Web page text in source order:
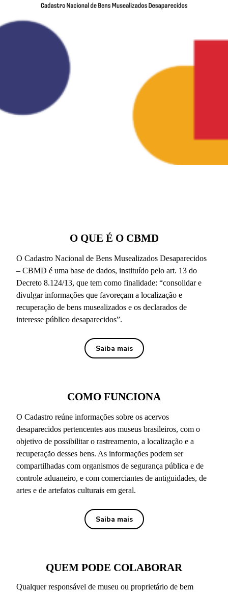
O QUE É O CBMD
O Cadastro Nacional de Bens Musealizados Desaparecidos
– CBMD é uma base de dados, instituído pelo art. 13 do
Decreto 8.124/13, que tem como finalidade: “consolidar e
divulgar informações que favoreçam a localização e
recuperação de bens musealizados e os declarados de
interesse público desaparecidos”.
Saiba mais
COMO FUNCIONA
O Cadastro reúne informações sobre os acervos
desaparecidos pertencentes aos museus brasileiros, com o
objetivo de possibilitar o rastreamento, a localização e a
recuperação desses bens. As informações podem ser
compartilhadas com organismos de segurança pública e de
controle aduaneiro, e com comerciantes de antiguidades, de
artes e de artefatos culturais em geral.
Saiba mais
QUEM PODE COLABORAR
Qualquer responsável de museu ou proprietário de bem